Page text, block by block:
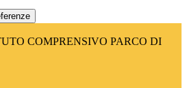
COMPRENSIVO PARCO DI